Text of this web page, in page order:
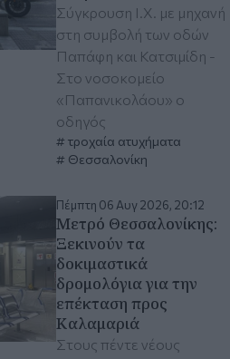
Σύγκρουση Ι.Χ. με μηχανή
στη συμβολή των οδών
Παπάφη και Κατσιμίδη -
Στο νοσοκομείο
«Παπανικολάου» ο
οδηγός
τροχαία ατυχήματα
Θεσσαλονίκη
Πέμπτη 06 Αυγ 2026, 20:12
Μετρό Θεσσαλονίκης:
Ξεκινούν τα
δοκιμαστικά
δρομολόγια για την
επέκταση προς
Καλαμαριά
Στους πέντε νέους